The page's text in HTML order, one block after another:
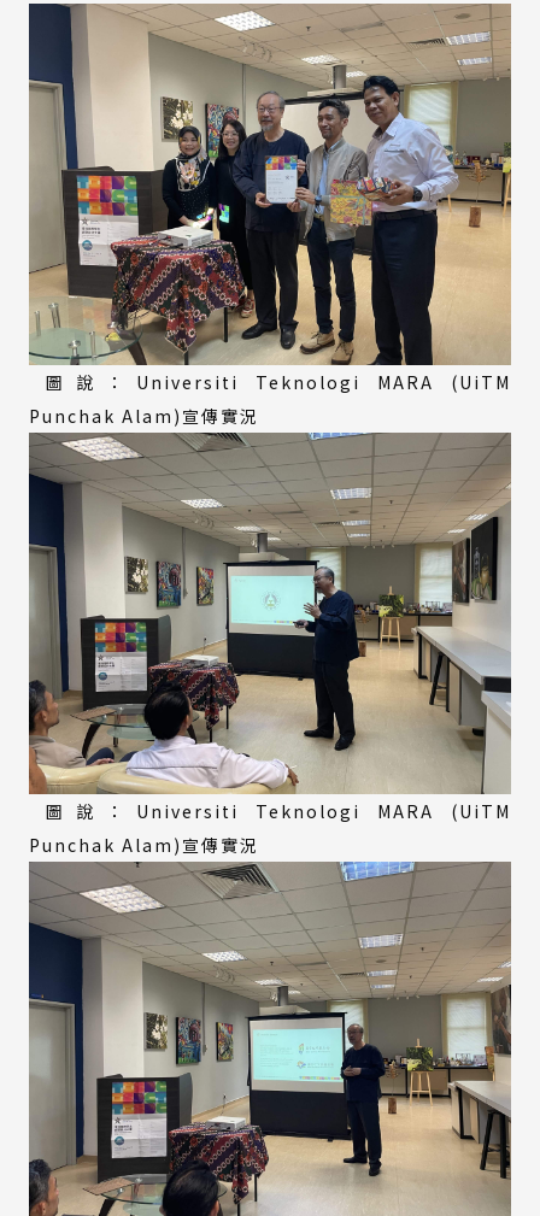
圖說：Universiti Teknologi MARA (UiTM
Punchak Alam)宣傳實況
圖說：Universiti Teknologi MARA (UiTM
Punchak Alam)宣傳實況